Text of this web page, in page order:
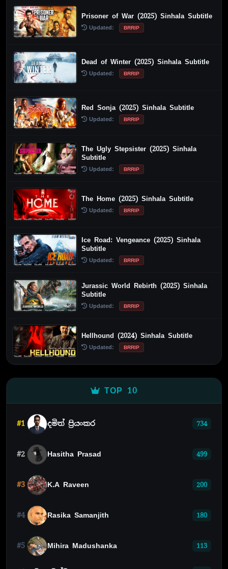
Prisoner of War (2025) Sinhala Subtitle
Updated: BRRIP
Dead of Winter (2025) Sinhala Subtitle
Updated: BRRIP
Red Sonja (2025) Sinhala Subtitle
Updated: BRRIP
The Ugly Stepsister (2025) Sinhala
Subtitle
Updated: BRRIP
The Home (2025) Sinhala Subtitle
Updated: BRRIP
Ice Road: Vengeance (2025) Sinhala
Subtitle
Updated: BRRIP
Jurassic World Rebirth (2025) Sinhala
Subtitle
Updated: BRRIP
Hellhound (2024) Sinhala Subtitle
Updated: BRRIP
TOP 10
#1 දමිත් ප්‍රියංකර 734
#2 Hasitha Prasad 499
#3 K.A Raveen 200
#4 Rasika Samanjith 180
#5 Mihira Madushanka 113